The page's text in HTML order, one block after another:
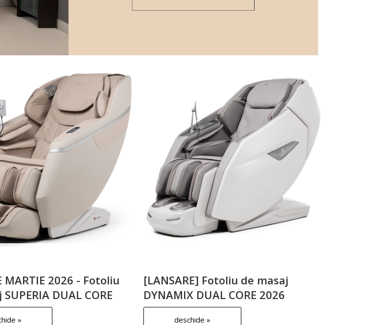
MARTIE 2026 - Fotoliu
DUAL CORE
»
[LANSARE] Fotoliu de masaj
DYNAMIX DUAL CORE 2026
deschide »